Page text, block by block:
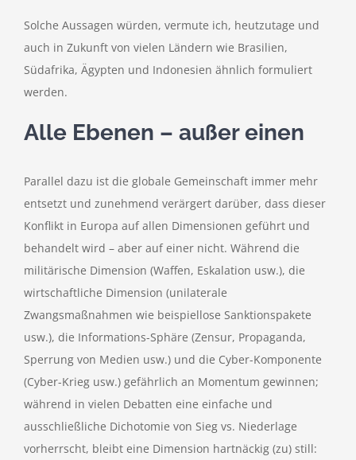
Solche Aussagen würden, vermute ich, heutzutage und
auch in Zukunft von vielen Ländern wie Brasilien,
Südafrika, Ägypten und Indonesien ähnlich formuliert
werden.
Alle Ebenen – außer einen
Parallel dazu ist die globale Gemeinschaft immer mehr
entsetzt und zunehmend verärgert darüber, dass dieser
Konflikt in Europa auf allen Dimensionen geführt und
behandelt wird – aber auf einer nicht. Während die
militärische Dimension (Waffen, Eskalation usw.), die
wirtschaftliche Dimension (unilaterale
Zwangsmaßnahmen wie beispiellose Sanktionspakete
usw.), die Informations-Sphäre (Zensur, Propaganda,
Sperrung von Medien usw.) und die Cyber-Komponente
(Cyber-Krieg usw.) gefährlich an Momentum gewinnen;
während in vielen Debatten eine einfache und
ausschließliche Dichotomie von Sieg vs. Niederlage
vorherrscht, bleibt eine Dimension hartnäckig (zu) still: